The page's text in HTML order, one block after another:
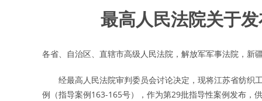
最高人民法院关于
各省、自治区、直辖市高级人民法院，解放军军事法院，新
经最高人民法院审判委员会讨论决定，现将江苏省纺织
例（指导案例163-165号），作为第29批指导性案例发布，